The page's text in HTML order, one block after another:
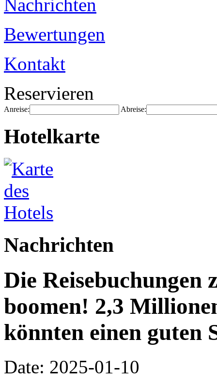
Nachrichten
Bewertungen
Kontakt
Reservieren
Anreise: Abreise:
Hotelkarte
Nachrichten
Die Reisebuchungen
boomen! 2,3
könnten einen guten
Date: 2025-01-10